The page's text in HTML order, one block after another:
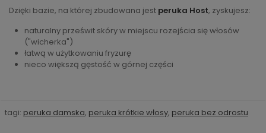
Dzięki bazie, na której zbudowana jest peruka Host, zyskujesz:
naturalny prześwit skóry w miejscu rozejścia się włosów
("wicherka")
łatwą w użytkowaniu fryzurę
nieco większą gęstość w górnej części
tagi: peruka damska, peruka krótkie włosy, peruka bez odrostu